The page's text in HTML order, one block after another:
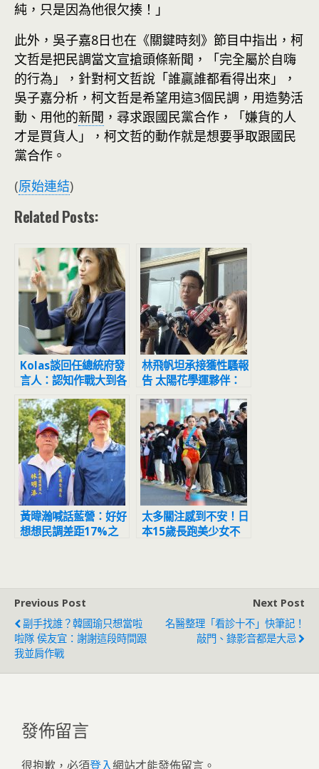
純，只是因為他很欠揍！」
此外，吳子嘉8日也在《關鍵時刻》節目中指出，柯
文哲是把民調當文宣搶頭條新聞，「完全屬於自嗨
的行為」，針對柯文哲說「誰贏誰都看得出來」，
吳子嘉分析，柯文哲是希望用這3個民調，用造勢活
動、用他的新聞 ，尋求跟國民黨合作，「嫌貨的人
才是買貨人」，柯文哲的動作就是想要爭取跟國民
黨合作。
(原始連結)
Related Posts:
Kolas談回任總統府發
言人：認知作戰大到各
位無法想像
林飛帆坦承接獲性騷報
告 太陽花學運夥伴：
你曾經是可以積極處理
的
黃暐瀚喊話藍營：好好
想想民調差距17%之
太多關注感到不安！日
本15歲長跑美少女不
Previous Post
副手找誰？韓國瑜只想當啦
啦隊 侯友宜：謝謝這段時間跟
我並肩作戰
Next Post
名醫整理「看診十不」快筆記！
敲門、錄影音都是大忌
發佈留言
很抱歉，必須登入網站才能發佈留言。